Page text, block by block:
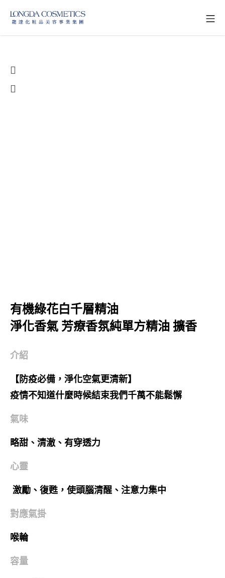
有機綠花白千層精油
淨化香氣 芳療香氛純單方精油 擴香
介紹
【防疫必備，淨化空氣更清新】
疫情不知道什麼時候結束我們千萬不能鬆懈
氣味
略甜、清澈、有穿透力
心靈
激勵、復甦，使頭腦清醒、注意力集中
對應氣掛
喉輪
容量